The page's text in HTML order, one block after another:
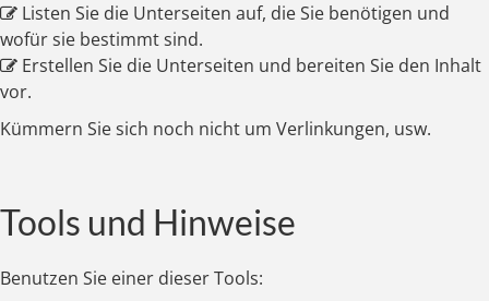
Listen Sie die Unterseiten auf, die Sie benötigen und
wofür sie bestimmt sind.
Erstellen Sie die Unterseiten und bereiten Sie den Inhalt
vor.
Kümmern Sie sich noch nicht um Verlinkungen, usw.
Tools und Hinweise
Benutzen Sie einer dieser Tools: